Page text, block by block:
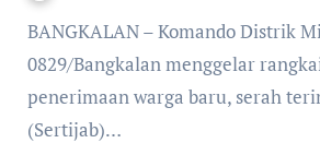
0829/Bangkalan menggelar
penerimaan warga baru, serah
(Sertijab)…